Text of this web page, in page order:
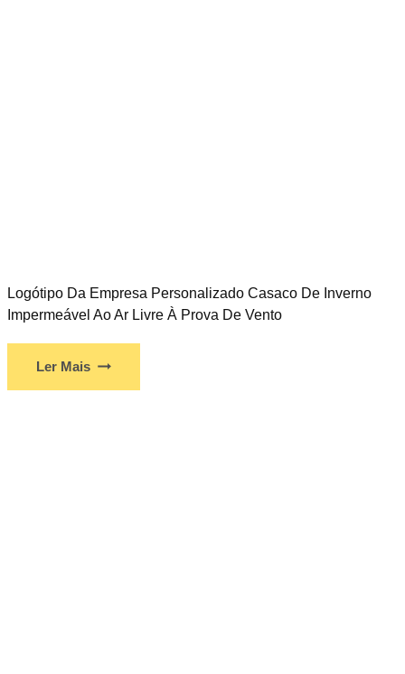
Logótipo Da Empresa Personalizado Casaco De Inverno
Impermeável Ao Ar Livre À Prova De Vento
Ler Mais